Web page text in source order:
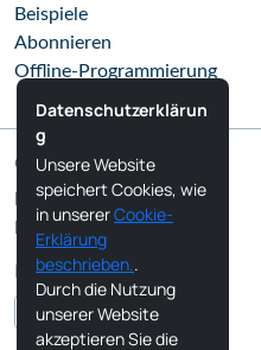
Beispiele
Abonnieren
Offline-Programmierung
Gemeinschaft
RoboDK Blog
RoboDK Forum
Folgen Sie uns
Datenschutzerklärun
g
Unsere Website
speichert Cookies, wie
in unsererCookie-
Erklärung
beschrieben..
Durch die Nutzung
unserer Website
akzeptieren Sie die